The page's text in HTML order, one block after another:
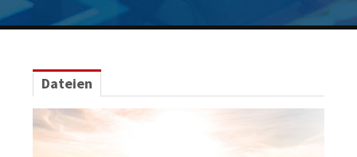
Logos
IT-Security
G DATA Campus
Dateien